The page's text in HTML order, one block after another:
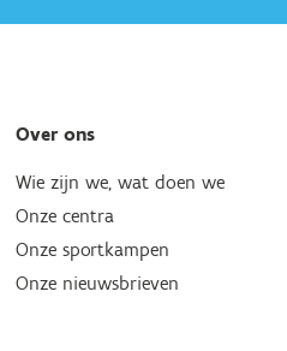
Over ons
Wie zijn we, wat doen we
Onze centra
Onze sportkampen
Onze nieuwsbrieven